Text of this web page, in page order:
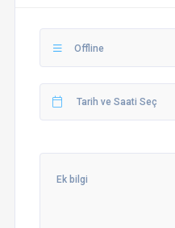
Offline